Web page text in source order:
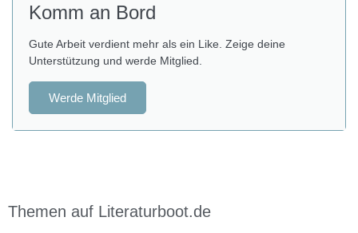
Komm an Bord
Gute Arbeit verdient mehr als ein Like. Zeige deine
Unterstützung und werde Mitglied.
Werde Mitglied
Themen auf Literaturboot.de